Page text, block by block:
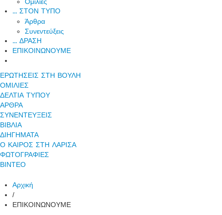
... ΣΤΟΝ ΤΥΠΟ
Άρθρα
Συνεντεύξεις
... ΔΡΑΣΗ
ΕΠΙΚΟΙΝΩΝΟΥΜΕ
ΕΡΩΤΗΣΕΙΣ ΣΤΗ ΒΟΥΛΗ
ΟΜΙΛΙΕΣ
ΔΕΛΤΙΑ ΤΥΠΟΥ
ΑΡΘΡΑ
ΣΥΝΕΝΤΕΥΞΕΙΣ
ΒΙΒΛΙΑ
ΔΙΗΓΗΜΑΤΑ
Ο ΚΑΙΡΟΣ ΣΤΗ ΛΑΡΙΣΑ
ΦΩΤΟΓΡΑΦΙΕΣ
ΒΙΝΤΕΟ
Αρχική
/
ΕΠΙΚΟΙΝΩΝΟΥΜΕ